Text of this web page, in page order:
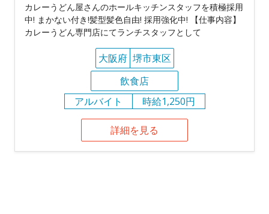
カレーうどん屋さんのホールキッチンスタッフを積極採用
中! まかない付き!髪型髪色自由! 採用強化中! 【仕事内容】
カレーうどん専門店にてランチスタッフとして
大阪府 堺市東区
飲食店
アルバイト
時給1,250円
詳細を見る